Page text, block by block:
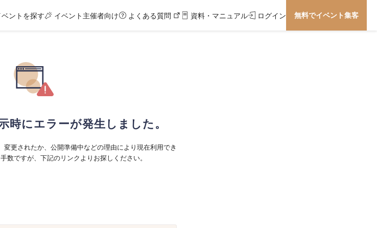
ベントを探す イベント主催者向け よくある質問 資料・マニュアル ログイン 無料でイベント集客
時にエラーが発生しました。
更されたか、公開準備中などの理由により現在利用でき
数ですが、下記のリンクよりお探しください。